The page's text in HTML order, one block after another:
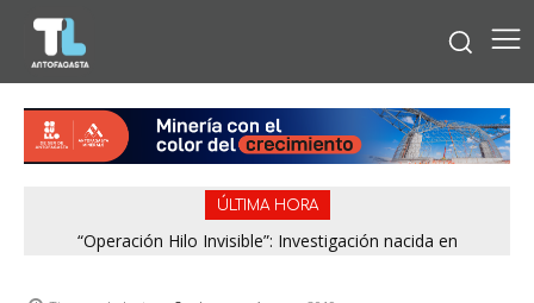
ÚLTIMA HORA
“Operación Hilo Invisible”: Investigación nacida en